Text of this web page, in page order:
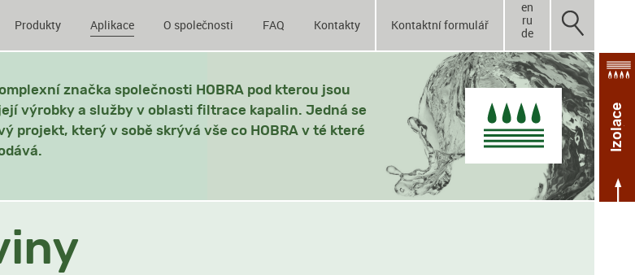
en
ru
de
Kontaktní formulář
Kontakty
FAQ
O společnosti
Aplikace
Produkty
značka společnosti HOBRA pod kterou jsou
výrobky a služby v oblasti filtrace kapalin. Jedná se
projekt, který v sobě skrývá vše co HOBRA v té které
Izolace